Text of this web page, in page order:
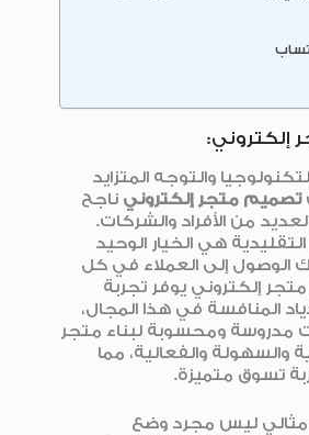
إلكتروني:
والتوجه المتزايد
تصميم متجر إلكتروني ناجح
من الأفراد والشركات.
هي الخيار الوحيد
الوصول إلى العملاء في كل
إلكتروني يوفر تجربة
المنافسة في هذا المجال،
مدروسة ومحسوبة لبناء متجر
والسهولة والفعالية، مما
تسوق متميزة.
مثالي ليس مجرد وضع